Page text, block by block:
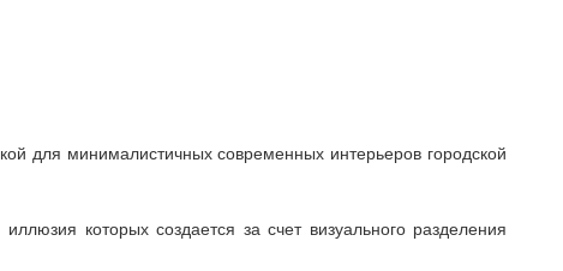
для минималистичных современных интерьеров городской
которых создается за счет визуального разделения